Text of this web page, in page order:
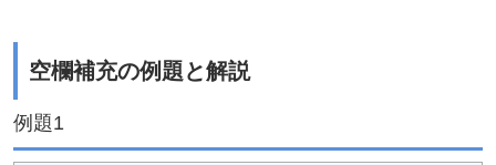
空欄補充の例題と解説
例題1